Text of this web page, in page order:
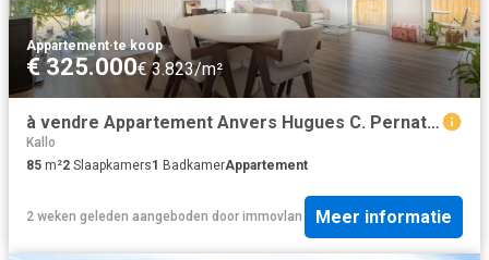
Appartement·te koop
€ 325.000€ 3.823/m²
à vendre Appartement Anvers Hugues C. Pernathlaan
Kallo
85 m²2 Slaapkamers1 BadkamerAppartement
2 weken geleden aangeboden door immovlan Meer informatie